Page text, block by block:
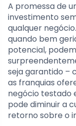
A promessa de
investimento
qualquer
quando bem
potencial,
seja garantido –
as franquias
negócio testado
pode diminuir a
retorno sobre o